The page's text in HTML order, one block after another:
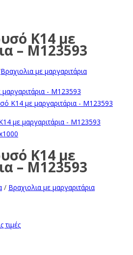
Κ14 με
– M123593
Βραχιολια με μαργαριτάρια
Κ14 με
– M123593
/ Βραχιολια με μαργαριτάρια
τιμές